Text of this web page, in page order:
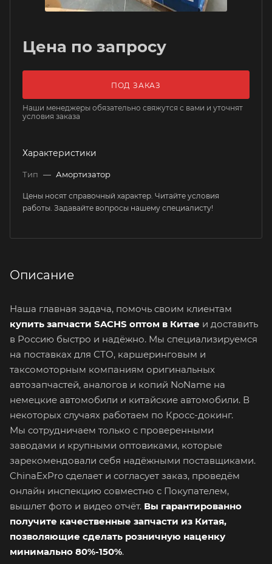
Цена по запросу
ПОД ЗАКАЗ
Наши менеджеры обязательно свяжутся с вами и уточнят
условия заказа
Характеристики
Тип — Амортизатор
Цены носят справочный характер. Читайте условия
работы. Задавайте вопросы нашему специалисту!
Описание
Наша главная задача, помочь своим клиентам
купить запчасти SACHS оптом в Китае и доставить
в Россию быстро и надёжно. Мы специализируемся
на поставках для СТО, каршеринговым и
таксомоторным компаниям оригинальных
автозапчастей, аналогов и копий NoName на
немецкие автомобили и китайские автомобили. В
некоторых случаях работаем по Кросс-докинг.
Мы сотрудничаем только с проверенными
заводами и крупными оптовиками, которые
зарекомендовали себя надёжными поставщиками.
ChinaExPro сделает и согласует заказ, проведём
онлайн инспекцию совместно с Покупателем,
вышлет фото и видео отчёт. Вы гарантированно
получите качественные запчасти из Китая,
позволяющие сделать розничную наценку
минимально 80%-150%.